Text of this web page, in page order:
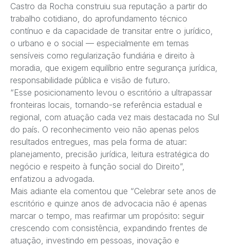
Castro da Rocha construiu sua reputação a partir do
trabalho cotidiano, do aprofundamento técnico
contínuo e da capacidade de transitar entre o jurídico,
o urbano e o social — especialmente em temas
sensíveis como regularização fundiária e direito à
moradia, que exigem equilíbrio entre segurança jurídica,
responsabilidade pública e visão de futuro.
“Esse posicionamento levou o escritório a ultrapassar
fronteiras locais, tornando-se referência estadual e
regional, com atuação cada vez mais destacada no Sul
do país. O reconhecimento veio não apenas pelos
resultados entregues, mas pela forma de atuar:
planejamento, precisão jurídica, leitura estratégica do
negócio e respeito à função social do Direito”,
enfatizou a advogada.
Mais adiante ela comentou que “Celebrar sete anos de
escritório e quinze anos de advocacia não é apenas
marcar o tempo, mas reafirmar um propósito: seguir
crescendo com consistência, expandindo frentes de
atuação, investindo em pessoas, inovação e